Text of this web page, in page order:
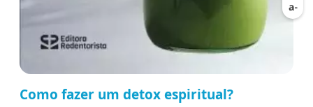
Como fazer um detox espiritual?